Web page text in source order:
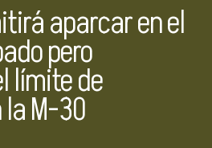
aparcar en el
pero
límite de
M-30